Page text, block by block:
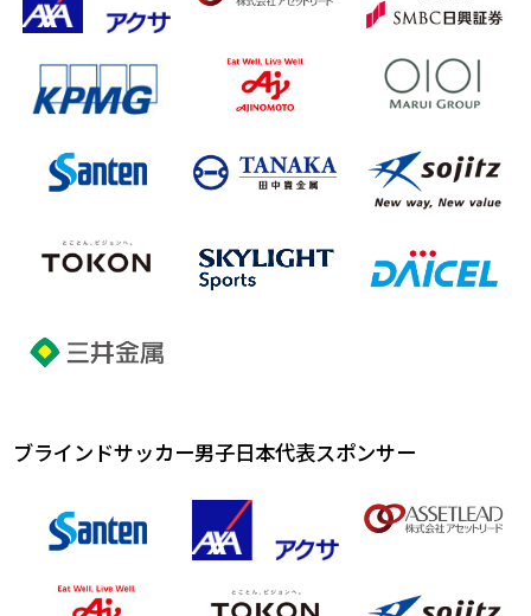
ブラインドサッカー男子日本代表スポンサー